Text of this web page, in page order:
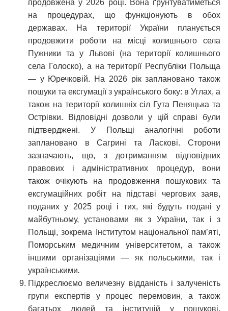
продовжена у 2026 році. Вона ґрунтуватиметься
на процедурах, що функціонують в обох
державах. На території України планується
продовжити роботи на місці колишнього села
Пужники та у Львові (на території колишнього
села Голоско), а на території Республіки Польща
— у Юречковій. На 2026 рік заплановано також
пошуки та ексгумації з українського боку: в Углах, а
також на території колишніх сіл Гута Пеняцька та
Острівки. Відповідні дозволи у цій справі були
підтверджені. У Польщі аналогічні роботи
заплановано в Сагрині та Ласкові. Сторони
зазначають, що, з дотриманням відповідних
правових і адміністративних процедур, вони
також очікують на продовження пошукових та
ексгумаційних робіт на підставі чергових заяв,
поданих у 2025 році і тих, які будуть подані у
майбутньому, установами як з України, так і з
Польщі, зокрема Інститутом національної пам’яті,
Поморським медичним університетом, а також
іншими організаціями — як польськими, так і
українськими.
Підкреслюємо величезну відданість і залученість
групи експертів у процес перемовин, а також
багатьох людей та інституцій у пошукові,